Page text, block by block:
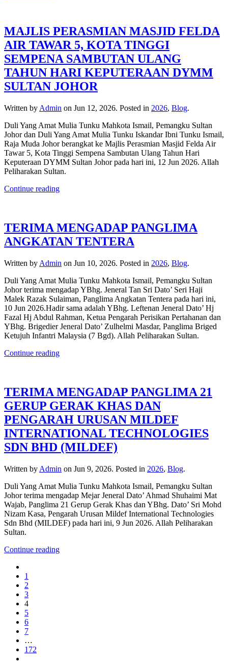
MAJLIS PERASMIAN MASJID FELDA
AIR TAWAR 5, KOTA TINGGI
SEMPENA SAMBUTAN ULANG
TAHUN HARI KEPUTERAAN DYMM
SULTAN JOHOR
Written by Admin on Jun 12, 2026. Posted in 2026, Blog.
Duli Yang Amat Mulia Tunku Mahkota Ismail, Pemangku Sultan
Johor dan Duli Yang Amat Mulia Tunku Iskandar Ibni Tunku Ismail,
Raja Muda Johor berangkat ke Majlis Perasmian Masjid Felda Air
Tawar 5, Kota Tinggi Sempena Sambutan Ulang Tahun Hari
Keputeraan DYMM Sultan Johor pada hari ini, 12 Jun 2026. Allah
Peliharakan Sultan.
Continue reading
TERIMA MENGADAP PANGLIMA
ANGKATAN TENTERA
Written by Admin on Jun 10, 2026. Posted in 2026, Blog.
Duli Yang Amat Mulia Tunku Mahkota Ismail, Pemangku Sultan
Johor terima mengadap YBhg. Jeneral Tan Sri Dato’ Seri Haji
Malek Razak Sulaiman, Panglima Angkatan Tentera pada hari ini,
10 Jun 2026.Hadir sama adalah YBhg. Leftenan Jeneral Dato’ Hj
Fazal Hj Abdul Rahman, Ketua Pengarah Perisikan Pertahanan dan
YBhg. Brigedier Jeneral Dato’ Zulhelmi Masdar, Panglima Briged
Ketujuh Infantri Malaysia (7 Bgd). Allah Peliharakan Sultan.
Continue reading
TERIMA MENGADAP PANGLIMA 21
GERUP GERAK KHAS DAN
PENGARAH URUSAN MILDEF
INTERNATIONAL TECHNOLOGIES
SDN BHD (MILDEF)
Written by Admin on Jun 9, 2026. Posted in 2026, Blog.
Duli Yang Amat Mulia Tunku Mahkota Ismail, Pemangku Sultan
Johor terima mengadap Mejar Jeneral Dato’ Ahmad Shuhaimi Mat
Wajab, Panglima 21 Gerup Gerak Khas dan YBhg. Dato’ Sri Mohd
Nizam Kasa, Pengarah Urusan Mildef International Technologies
Sdn Bhd (MILDEF) pada hari ini, 9 Jun 2026. Allah Peliharakan
Sultan.
Continue reading
1
2
3
4
5
6
7
…
172